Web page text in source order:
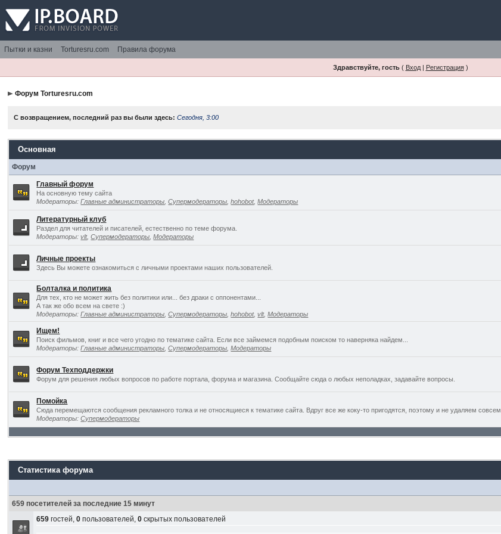
Пытки и казни Torturesru.com Правила форума
Здравствуйте, гость( Вход| Регистрация)
Форум Torturesru.com
С возвращением, последний раз вы были здесь:Сегодня, 3:00
Основная
Форум
Главный форум
На основную тему сайта
Модераторы:Главные администраторы ,Супермодераторы ,hohobot,Модераторы
Литературный клуб
Раздел для читателей и писателей, естественно по теме форума.
Модераторы:vlt,Супермодераторы ,Модераторы
Личные проекты
Здесь Вы можете ознакомиться с личными проектами наших пользователей.
Болталка и политика
Для тех, кто не может жить без политики или... без драки с оппонентами...
А так же обо всем на свете :)
Модераторы:Главные администраторы ,Супермодераторы ,hohobot,vlt,Модераторы
Ищем!
Поиск фильмов, книг и все чего угодно по тематике сайта. Если все займемся подобным поиском то наверняка найдем...
Модераторы:Главные администраторы ,Супермодераторы ,Модераторы
Форум Техподдержки
Форум для решения любых вопросов по работе портала, форума и магазина. Сообщайте сюда о любых неполадках, задавайте вопросы.
Помойка
Сюда перемещаются сообщения рекламного толка и не относящиеся к тематике сайта. Вдруг все же коку-то пригодятся, поэтому и не удаляем совсем.
Модераторы:Супермодераторы
Статистика форума
659 посетителей за последние 15 минут
659 гостей,0 пользователей,0 скрытых пользователей